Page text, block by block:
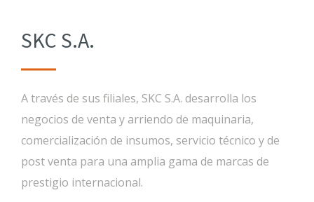
SKC S.A.
A través de sus filiales, SKC S.A. desarrolla los
negocios de venta y arriendo de maquinaria,
comercialización de insumos, servicio técnico y de
post venta para una amplia gama de marcas de
prestigio internacional.